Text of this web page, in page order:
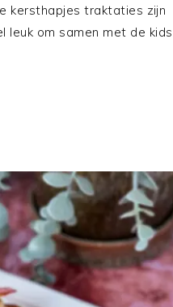
kersthapjes traktaties zijn
leuk om samen met de kids